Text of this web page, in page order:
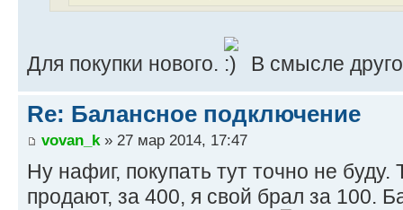
Для покупки нового. В смысле
Re: Балансное подключение
vovan_k» 27 мар 2014, 17:47
Ну нафиг, покупать тут точно не
продают, за 400, я свой брал за 100.